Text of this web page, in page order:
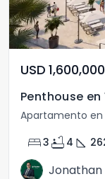
USD	1,600,000
Penthouse
Apartamento en
bed3 bathtub 4 square_foot
Jonathan